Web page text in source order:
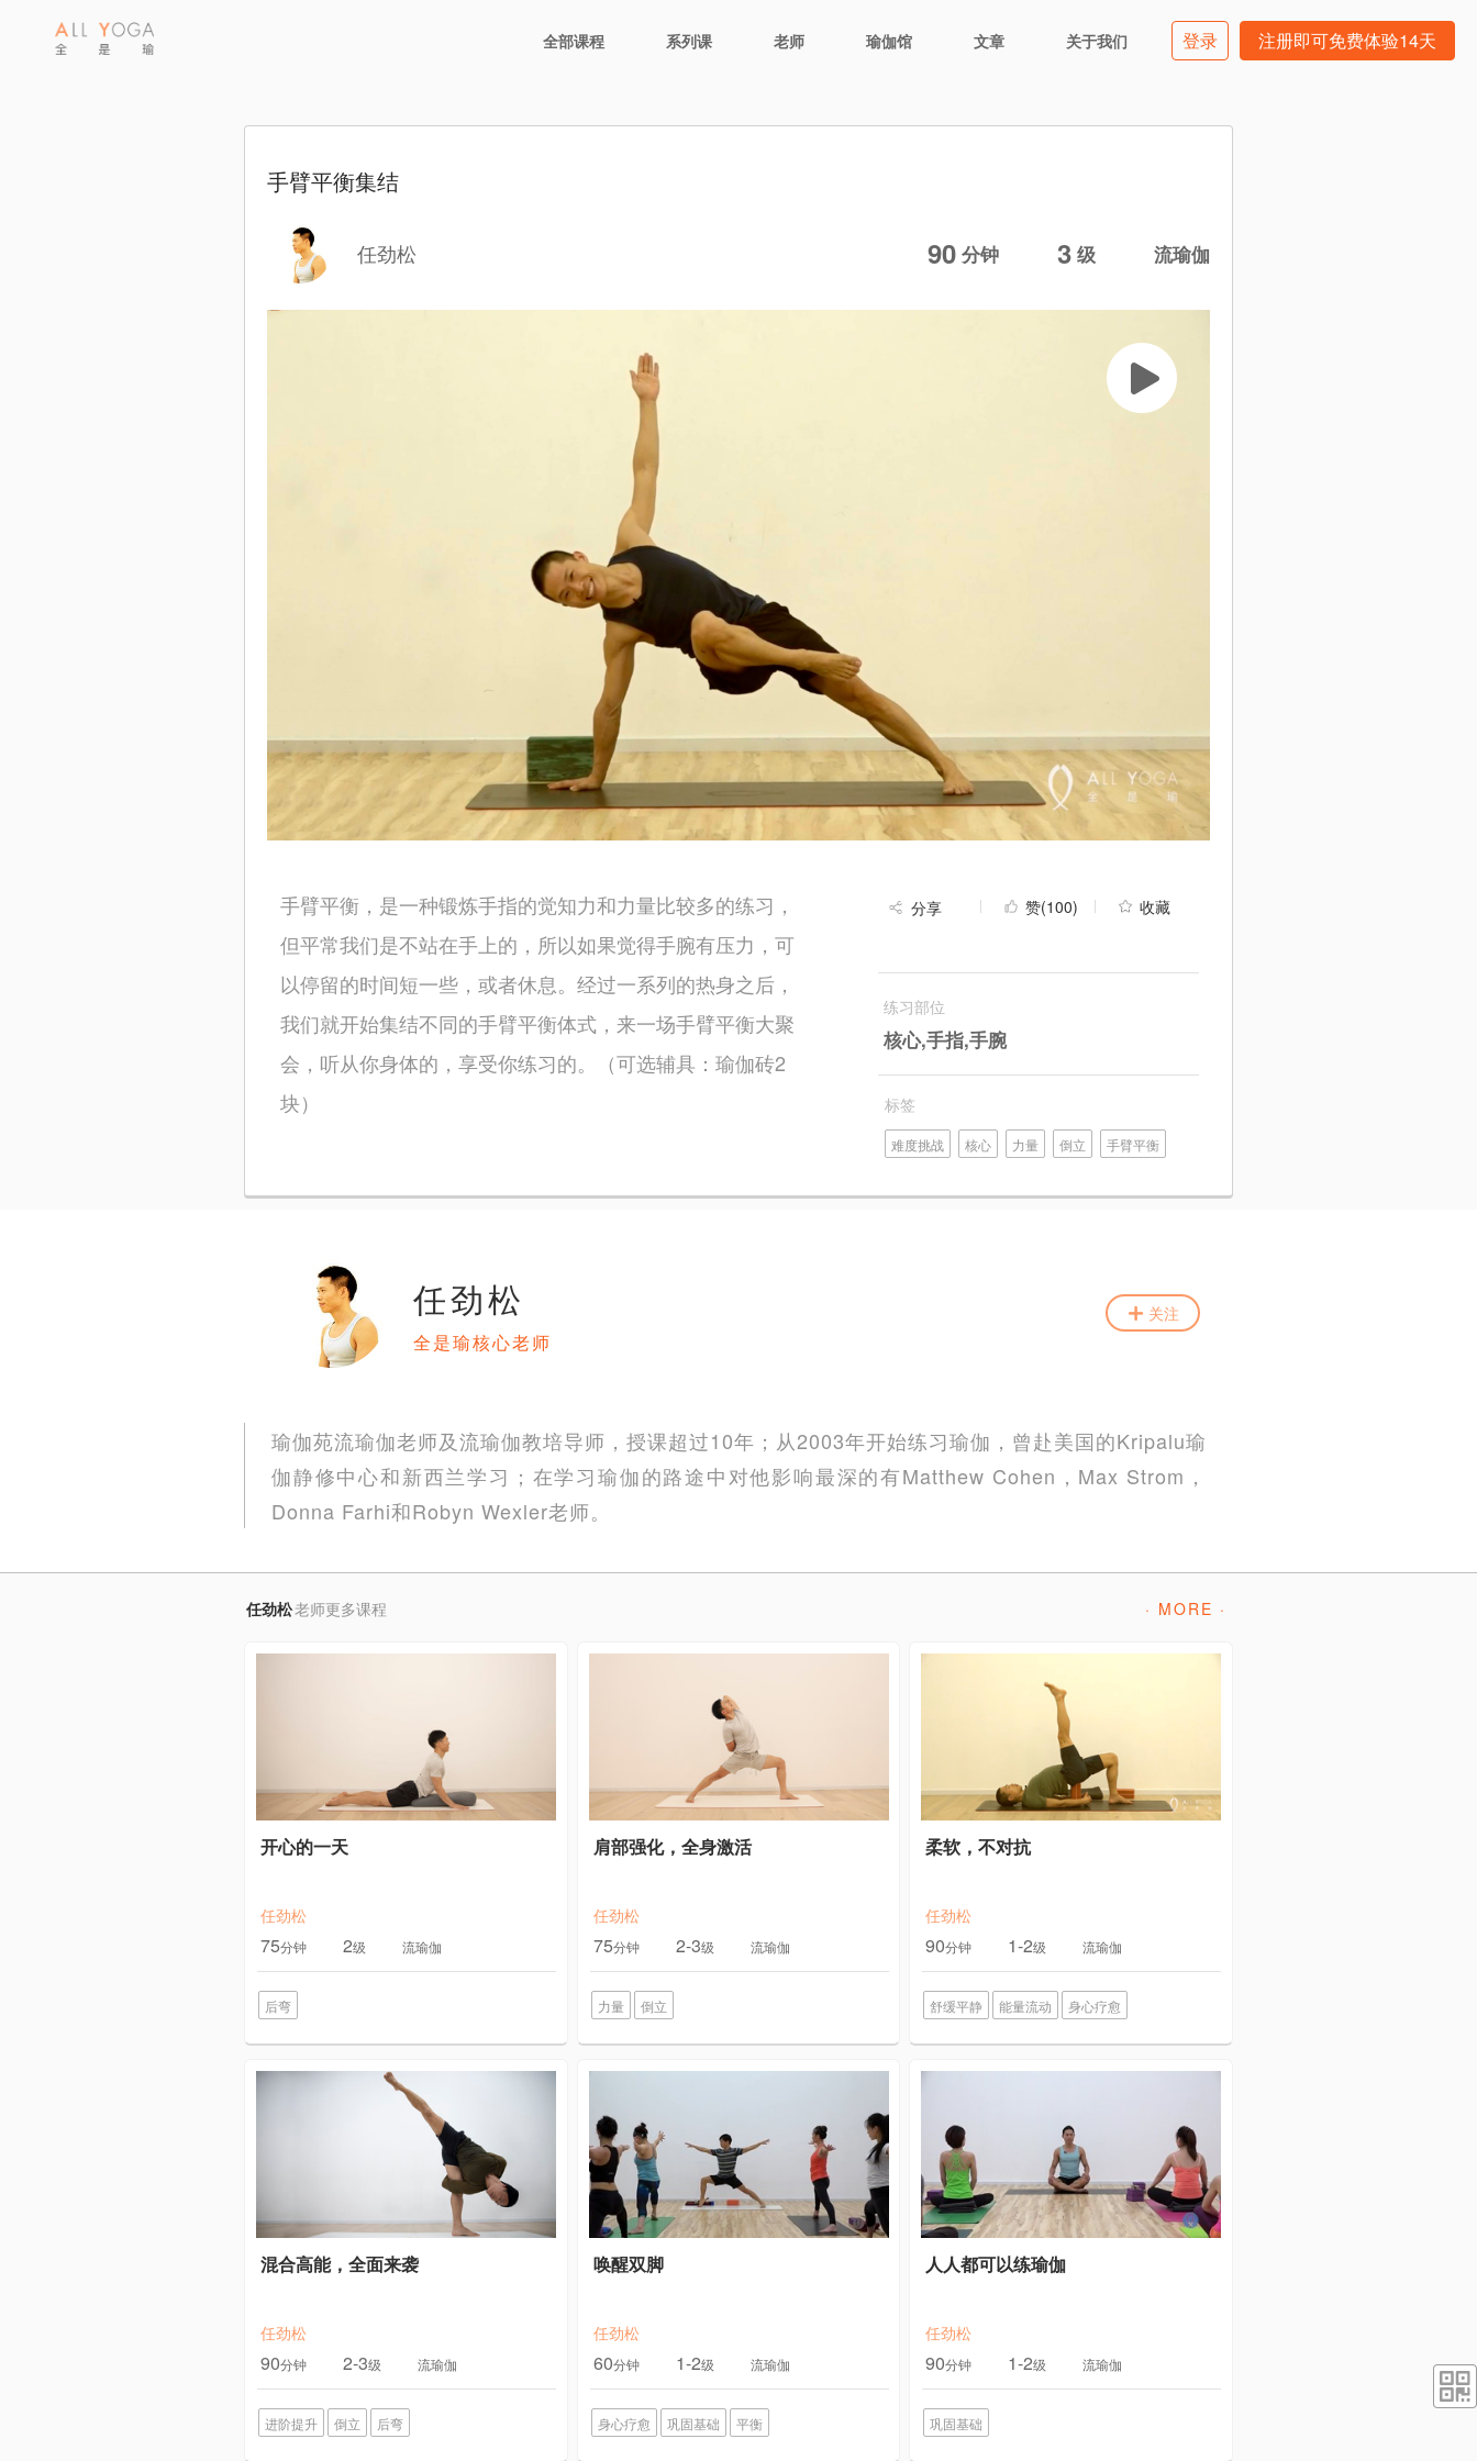
全部课程 系列课 老师 瑜伽馆 文章 关于我们 登录 注册即可免费体验14天
手臂平衡集结
任劲松 90 分钟 3 级 流瑜伽
手臂平衡，是一种锻炼手指的觉知力和力量比较多的练习，
但平常我们是不站在手上的，所以如果觉得手腕有压力，可
以停留的时间短一些，或者休息。经过一系列的热身之后，
我们就开始集结不同的手臂平衡体式，来一场手臂平衡大聚
会，听从你身体的，享受你练习的。（可选辅具：瑜伽砖2
块）
分享 赞(100) 收藏
练习部位
核心,手指,手腕
标签
难度挑战 核心 力量 倒立 手臂平衡
任劲松
全是瑜核心老师
关注
瑜伽苑流瑜伽老师及流瑜伽教培导师，授课超过10年；从2003年开始练习瑜伽，曾赴美国的Kripalu瑜
伽静修中心和新西兰学习；在学习瑜伽的路途中对他影响最深的有Matthew Cohen，Max Strom，
Donna Farhi和Robyn Wexler老师。
任劲松老师更多课程 · MORE ·
开心的一天
任劲松
75分钟 2级 流瑜伽
后弯
肩部强化，全身激活
任劲松
75分钟 2-3级 流瑜伽
力量 倒立
柔软，不对抗
任劲松
90分钟 1-2级 流瑜伽
舒缓平静 能量流动 身心疗愈
混合高能，全面来袭
任劲松
90分钟 2-3级 流瑜伽
进阶提升 倒立 后弯
唤醒双脚
任劲松
60分钟 1-2级 流瑜伽
身心疗愈 巩固基础 平衡
人人都可以练瑜伽
任劲松
90分钟 1-2级 流瑜伽
巩固基础